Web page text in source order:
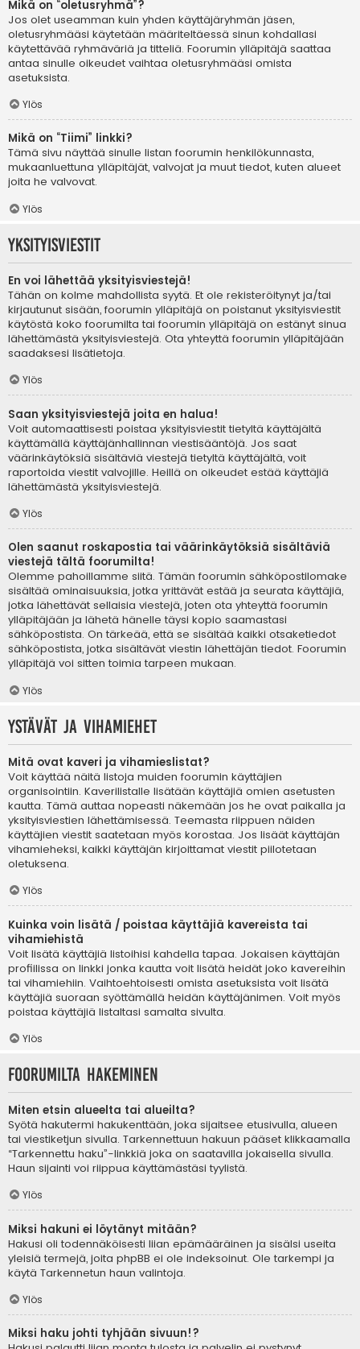
Mikä on “oletusryhmä”?
Jos olet useamman kuin yhden käyttäjäryhmän jäsen,
oletusryhmääsi käytetään määriteltäessä sinun kohdallasi
käytettävää ryhmäväriä ja titteliä. Foorumin ylläpitäjä saattaa
antaa sinulle oikeudet vaihtaa oletusryhmääsi omista
asetuksista.
Ylös
Mikä on “Tiimi” linkki?
Tämä sivu näyttää sinulle listan foorumin henkilökunnasta,
mukaanluettuna ylläpitäjät, valvojat ja muut tiedot, kuten alueet
joita he valvovat.
Ylös
Yksityisviestit
En voi lähettää yksityisviestejä!
Tähän on kolme mahdollista syytä. Et ole rekisteröitynyt ja/tai
kirjautunut sisään, foorumin ylläpitäjä on poistanut yksityisviestit
käytöstä koko foorumilta tai foorumin ylläpitäjä on estänyt sinua
lähettämästä yksityisviestejä. Ota yhteyttä foorumin ylläpitäjään
saadaksesi lisätietoja.
Ylös
Saan yksityisviestejä joita en halua!
Voit automaattisesti poistaa yksityisviestit tietyltä käyttäjältä
käyttämällä käyttäjänhallinnan viestisääntöjä. Jos saat
väärinkäytöksiä sisältäviä viestejä tietyltä käyttäjältä, voit
raportoida viestit valvojille. Heillä on oikeudet estää käyttäjiä
lähettämästä yksityisviestejä.
Ylös
Olen saanut roskapostia tai väärinkäytöksiä sisältäviä
viestejä tältä foorumilta!
Olemme pahoillamme siitä. Tämän foorumin sähköpostilomake
sisältää ominaisuuksia, jotka yrittävät estää ja seurata käyttäjiä,
jotka lähettävät sellaisia viestejä, joten ota yhteyttä foorumin
ylläpitäjään ja lähetä hänelle täysi kopio saamastasi
sähköpostista. On tärkeää, että se sisältää kaikki otsaketiedot
sähköpostista, jotka sisältävät viestin lähettäjän tiedot. Foorumin
ylläpitäjä voi sitten toimia tarpeen mukaan.
Ylös
Ystävät ja vihamiehet
Mitä ovat kaveri ja vihamieslistat?
Voit käyttää näitä listoja muiden foorumin käyttäjien
organisointiin. Kaverilistalle lisätään käyttäjiä omien asetusten
kautta. Tämä auttaa nopeasti näkemään jos he ovat paikalla ja
yksityisviestien lähettämisessä. Teemasta riippuen näiden
käyttäjien viestit saatetaan myös korostaa. Jos lisäät käyttäjän
vihamieheksi, kaikki käyttäjän kirjoittamat viestit piilotetaan
oletuksena.
Ylös
Kuinka voin lisätä / poistaa käyttäjiä kavereista tai
vihamiehistä
Voit lisätä käyttäjiä listoihisi kahdella tapaa. Jokaisen käyttäjän
profiilissa on linkki jonka kautta voit lisätä heidät joko kavereihin
tai vihamiehiin. Vaihtoehtoisesti omista asetuksista voit lisätä
käyttäjiä suoraan syöttämällä heidän käyttäjänimen. Voit myös
poistaa käyttäjiä listaltasi samalta sivulta.
Ylös
Foorumilta hakeminen
Miten etsin alueelta tai alueilta?
Syötä hakutermi hakukenttään, joka sijaitsee etusivulla, alueen
tai viestiketjun sivulla. Tarkennettuun hakuun pääset klikkaamalla
“Tarkennettu haku”-linkkiä joka on saatavilla jokaisella sivulla.
Haun sijainti voi riippua käyttämästäsi tyylistä.
Ylös
Miksi hakuni ei löytänyt mitään?
Hakusi oli todennäköisesti liian epämääräinen ja sisälsi useita
yleisiä termejä, joita phpBB ei ole indeksoinut. Ole tarkempi ja
käytä Tarkennetun haun valintoja.
Ylös
Miksi haku johti tyhjään sivuun!?